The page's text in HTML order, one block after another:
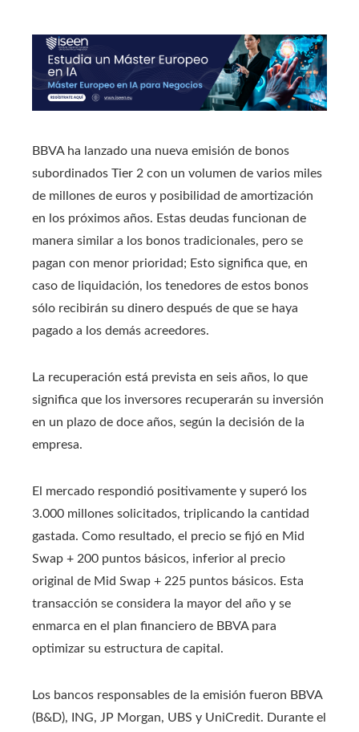
BBVA ha lanzado una nueva emisión de bonos
subordinados Tier 2 con un volumen de varios miles
de millones de euros y posibilidad de amortización
en los próximos años. Estas deudas funcionan de
manera similar a los bonos tradicionales, pero se
pagan con menor prioridad; Esto significa que, en
caso de liquidación, los tenedores de estos bonos
sólo recibirán su dinero después de que se haya
pagado a los demás acreedores.
La recuperación está prevista en seis años, lo que
significa que los inversores recuperarán su inversión
en un plazo de doce años, según la decisión de la
empresa.
El mercado respondió positivamente y superó los
3.000 millones solicitados, triplicando la cantidad
gastada. Como resultado, el precio se fijó en Mid
Swap + 200 puntos básicos, inferior al precio
original de Mid Swap + 225 puntos básicos. Esta
transacción se considera la mayor del año y se
enmarca en el plan financiero de BBVA para
optimizar su estructura de capital.
Los bancos responsables de la emisión fueron BBVA
(B&D), ING, JP Morgan, UBS y UniCredit. Durante el